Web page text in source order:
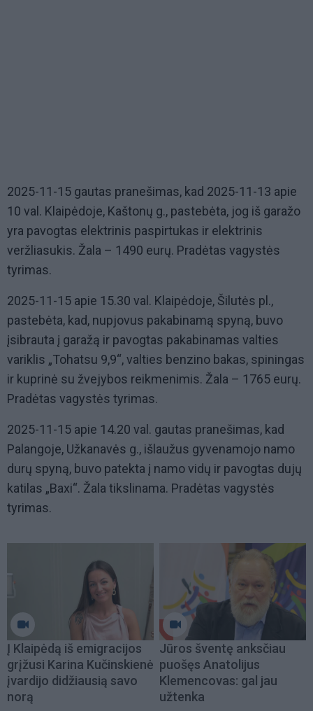
2025-11-15 gautas pranešimas, kad 2025-11-13 apie
10 val. Klaipėdoje, Kaštonų g., pastebėta, jog iš garažo
yra pavogtas elektrinis paspirtukas ir elektrinis
veržliasukis. Žala – 1490 eurų. Pradėtas vagystės
tyrimas.
2025-11-15 apie 15.30 val. Klaipėdoje, Šilutės pl.,
pastebėta, kad, nupjovus pakabinamą spyną, buvo
įsibrauta į garažą ir pavogtas pakabinamas valties
variklis „Tohatsu 9,9“, valties benzino bakas, spiningas
ir kuprinė su žvejybos reikmenimis. Žala – 1765 eurų.
Pradėtas vagystės tyrimas.
2025-11-15 apie 14.20 val. gautas pranešimas, kad
Palangoje, Užkanavės g., išlaužus gyvenamojo namo
durų spyną, buvo patekta į namo vidų ir pavogtas dujų
katilas „Baxi“. Žala tikslinama. Pradėtas vagystės
tyrimas.
Į Klaipėdą iš emigracijos
grįžusi Karina Kučinskienė
įvardijo didžiausią savo
norą
Jūros šventę anksčiau
puošęs Anatolijus
Klemencovas: gal jau
užtenka